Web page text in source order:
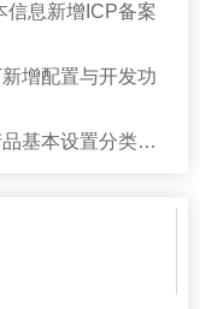
信息新增ICP备案
增配置与开发功
基本设置分类优